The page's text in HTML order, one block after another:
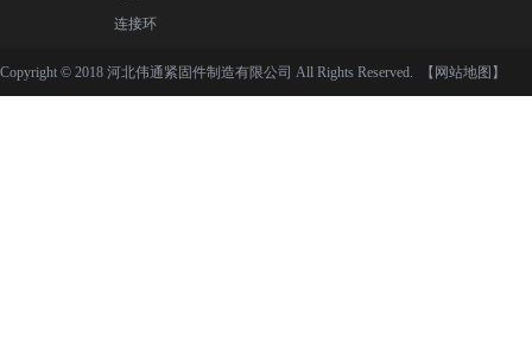
连接环
Copyright © 2018 河北伟通紧固件制造有限公司 All Rights Reserved. 【网站地图】